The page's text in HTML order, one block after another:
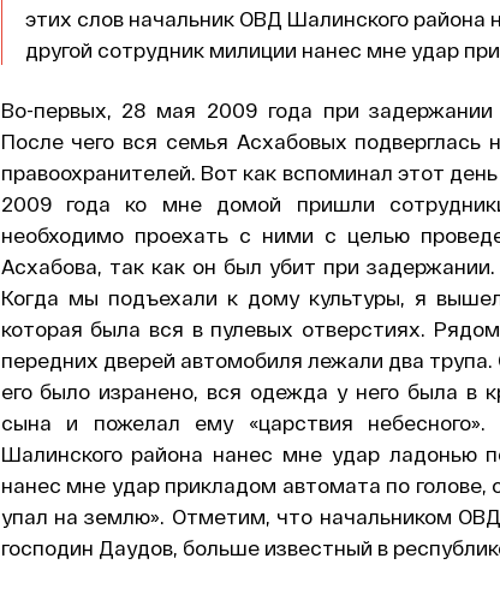
этих слов начальник ОВД Шалинского района
другой сотрудник милиции нанес мне удар
Во-первых, 28 мая 2009 года при
После чего вся семья Асхабовых
правоохранителей. Вот как вспоминал этот
2009 года ко мне домой пришли
необходимо проехать с ними с целью
Асхабова, так как он был убит при
Когда мы подъехали к дому культуры, я
которая была вся в пулевых отверстиях.
передних дверей автомобиля лежали два
его было изранено, вся одежда у него была в
сына и пожелал ему «царствия
Шалинского района нанес мне удар ладонью
нанес мне удар прикладом автомата по голове,
упал на землю». Отметим, что начальником
господин Даудов, больше известный в